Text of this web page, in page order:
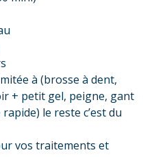
à (brosse à dent,
+ petit gel, peigne, gant
le reste c’est du
vos traitements et